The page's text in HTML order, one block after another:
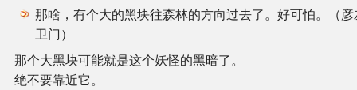
那啥，有个大的黑块往森林的方向过去了。好可怕。（彦
卫门）
那个大黑块可能就是这个妖怪的黑暗了。
绝不要靠近它。